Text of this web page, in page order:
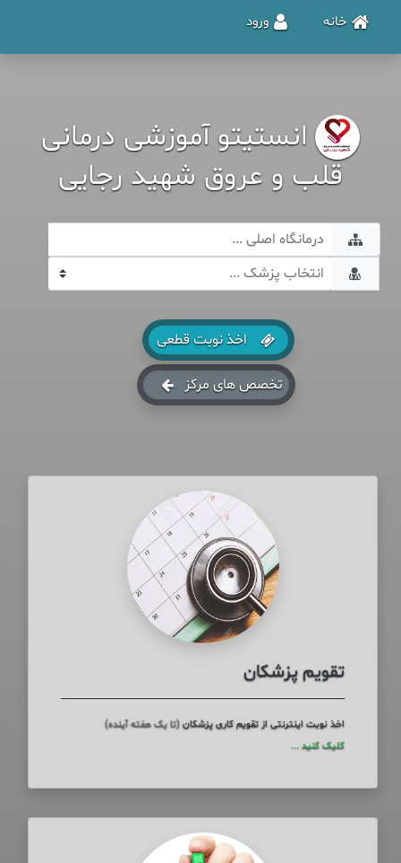
خانه ورود
انستیتو آموزشی درمانی
قلب و عروق شهید رجایی
اخذ نوبت قطعی
تخصص های مرکز
تقویم پزشکان
اخذ نوبت اینترنتی از تقویم کاری پزشکان(تا یک هفته آینده)
کلیک کنید ...